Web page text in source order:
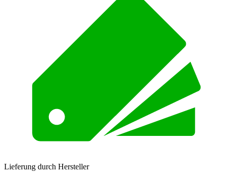
Lieferung durch Hersteller